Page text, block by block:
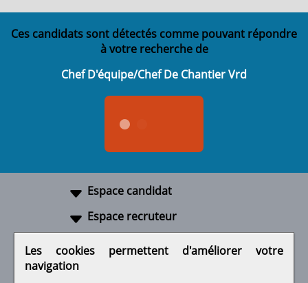
Ces candidats sont détectés comme pouvant répondre
à votre recherche de
Chef D'équipe/Chef De Chantier Vrd
Espace candidat
Espace recruteur
Les cookies permettent d'améliorer votre
navigation